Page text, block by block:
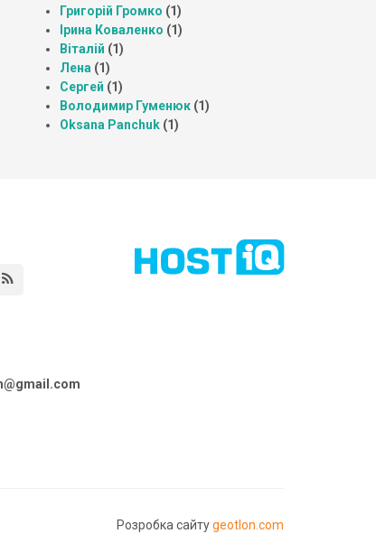
Григорій Громко (1)
Ірина Коваленко (1)
Віталій (1)
Лена (1)
Сергей (1)
Володимир Гуменюк(1)
Oksana Panchuk(1)
Розробка сайтуgeotlon.com